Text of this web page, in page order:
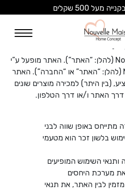
מעל 500 שקלים
האתר
ברוכים הבאים לNoam living (להלן: “האתר”). האתר מופעל ע”י
ליטל אשכנזי Noam living (להלן: “האתר” או “החברה”). האתר
(בין היתר) למכירה מוצרים שונים
דרך האתר ו/או דרך הטלפון.
מתייחס באופן שווה לבני
בלשון זכר הוא מטעמי
ותנאי השימוש המופיעים
מערכת היחסים
לבין האתר, את תנאי